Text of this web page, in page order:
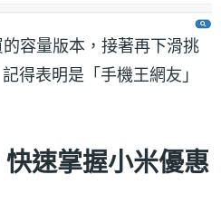
容量版本，接著再下滑挑
得表明是「手機王網友」
速掌握小米優惠